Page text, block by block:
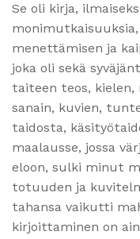
Se oli kirja,
menettämisen ja
joka oli sekä
taiteen teos,
sanain, kuvien,
taidosta,
maalausse, jossa
eloon, sulki minut
totuuden ja
tahansa vaikutti
kirjoittaminen on